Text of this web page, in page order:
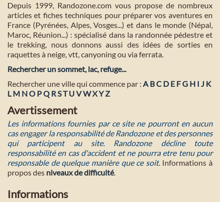
Depuis 1999, Randozone.com vous propose de nombreux
articles et fiches techniques pour préparer vos aventures en
France (Pyrénées, Alpes, Vosges...) et dans le monde (Népal,
Maroc, Réunion...) : spécialisé dans la randonnée pédestre et
le trekking, nous donnons aussi des idées de sorties en
raquettes à neige, vtt, canyoning ou via ferrata.
Rechercher un sommet, lac, refuge...
Rechercher une ville qui commence par : A BC D E FG H I J K
L M NO PQ RST U VWXYZ
Avertissement
Les informations fournies par ce site ne pourront en aucun
cas engager la responsabilité de Randozone et des personnes
qui participent au site. Randozone décline toute
responsabilité en cas d'accident et ne pourra etre tenu pour
responsable de quelque manière que ce soit. Informations à
propos des niveaux de difficulté.
Informations